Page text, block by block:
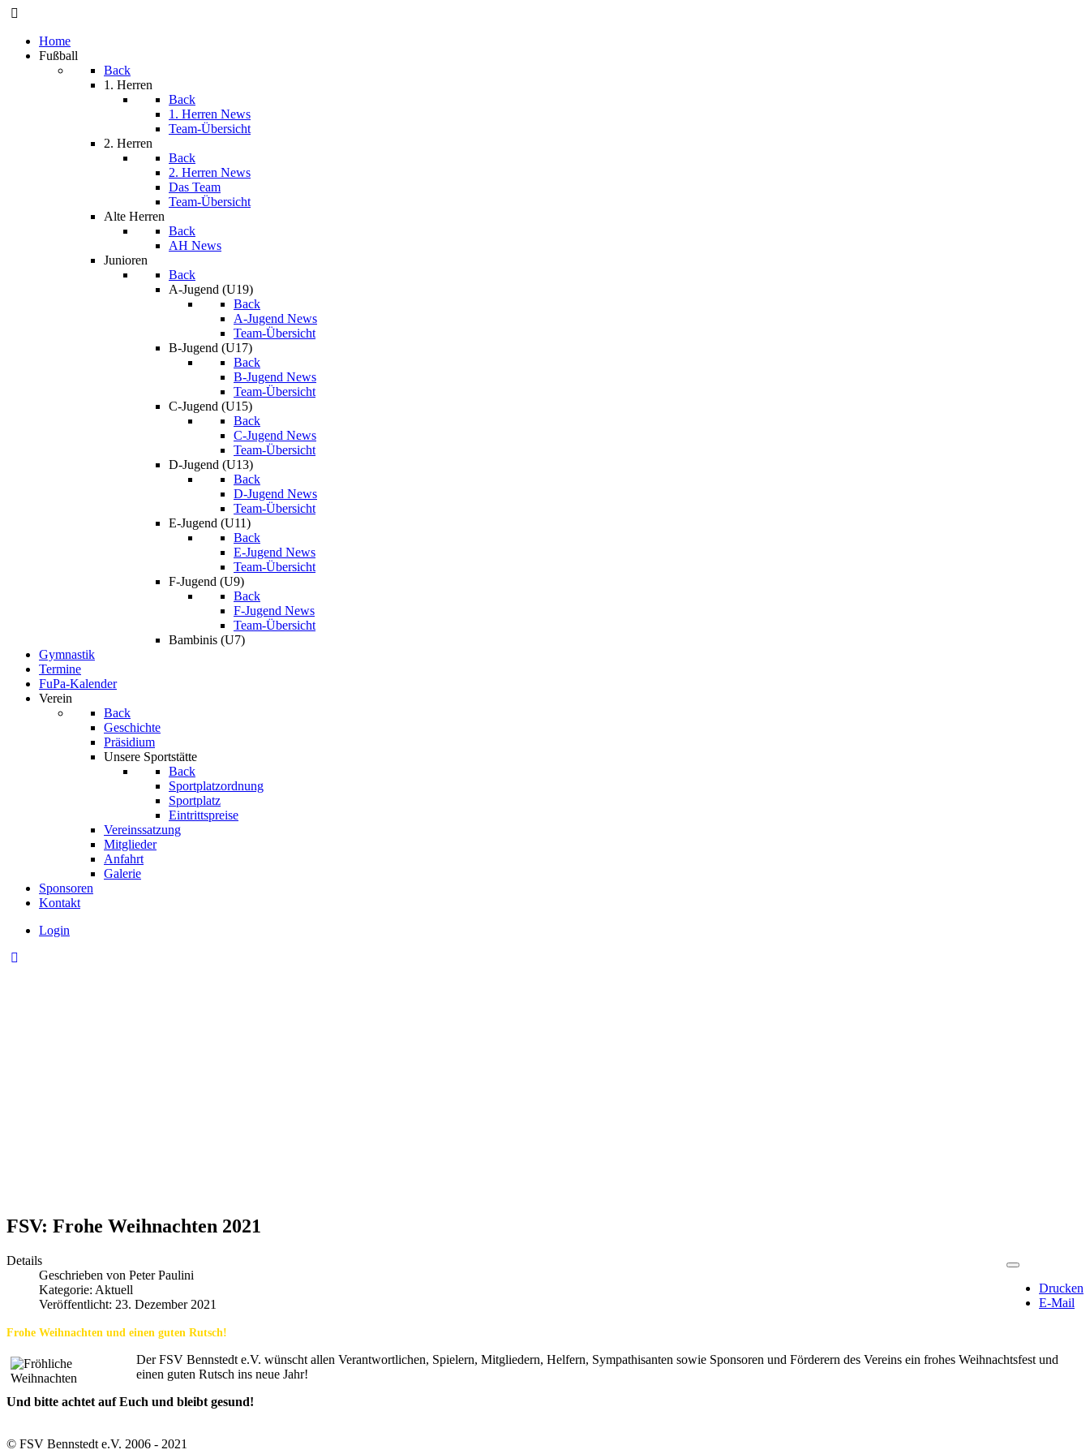
Home
Fußball
Back
1. Herren
Back
1. Herren News
Team-Übersicht
2. Herren
Back
2. Herren News
Das Team
Team-Übersicht
Alte Herren
Back
AH News
Junioren
Back
A-Jugend (U19)
Back
A-Jugend News
Team-Übersicht
B-Jugend (U17)
Back
B-Jugend News
Team-Übersicht
C-Jugend (U15)
Back
C-Jugend News
Team-Übersicht
D-Jugend (U13)
Back
D-Jugend News
Team-Übersicht
E-Jugend (U11)
Back
E-Jugend News
Team-Übersicht
F-Jugend (U9)
Back
F-Jugend News
Team-Übersicht
Bambinis (U7)
Gymnastik
Termine
FuPa-Kalender
Verein
Back
Geschichte
Präsidium
Unsere Sportstätte
Back
Sportplatzordnung
Sportplatz
Eintrittspreise
Vereinssatzung
Mitglieder
Anfahrt
Galerie
Sponsoren
Kontakt
Login
FSV: Frohe Weihnachten 2021
Drucken
E-Mail
Details
Geschrieben von Peter Paulini
Kategorie: Aktuell
Veröffentlicht: 23. Dezember 2021
Frohe Weihnachten und einen guten Rutsch!
Der FSV Bennstedt e.V. wünscht allen Verantwortlichen, Spielern, Mitgliedern, Helfern, Sympathisanten sowie Sponsoren und Förderern des Vereins ein frohes Weihnachtsfest und
einen guten Rutsch ins neue Jahr!
Und bitte achtet auf Euch und bleibt gesund!
© FSV Bennstedt e.V. 2006 - 2021